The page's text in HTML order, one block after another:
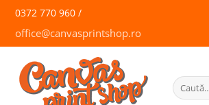
Skip
content
0372 770 960 /
office@canvasprintshop.ro
CANVAS
PRINT SHOP
Caută
după: